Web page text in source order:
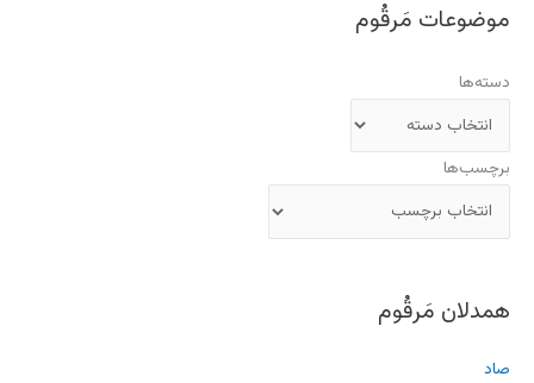
موضوعات مَرقُوم
دسته‌ها
برچسب‌ها
همدلان مَرقُوم
صاد